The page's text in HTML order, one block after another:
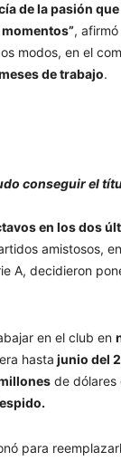
de la pasión
,
modos, en el
de trabajo.
conseguir el
en los dos
amistosos,
A, decidieron
en el club en
hasta junio del
de dólares
para